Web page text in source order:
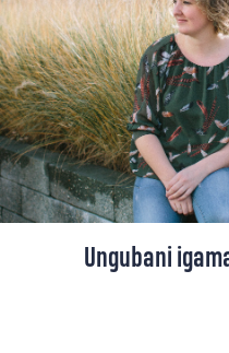
Ungubani